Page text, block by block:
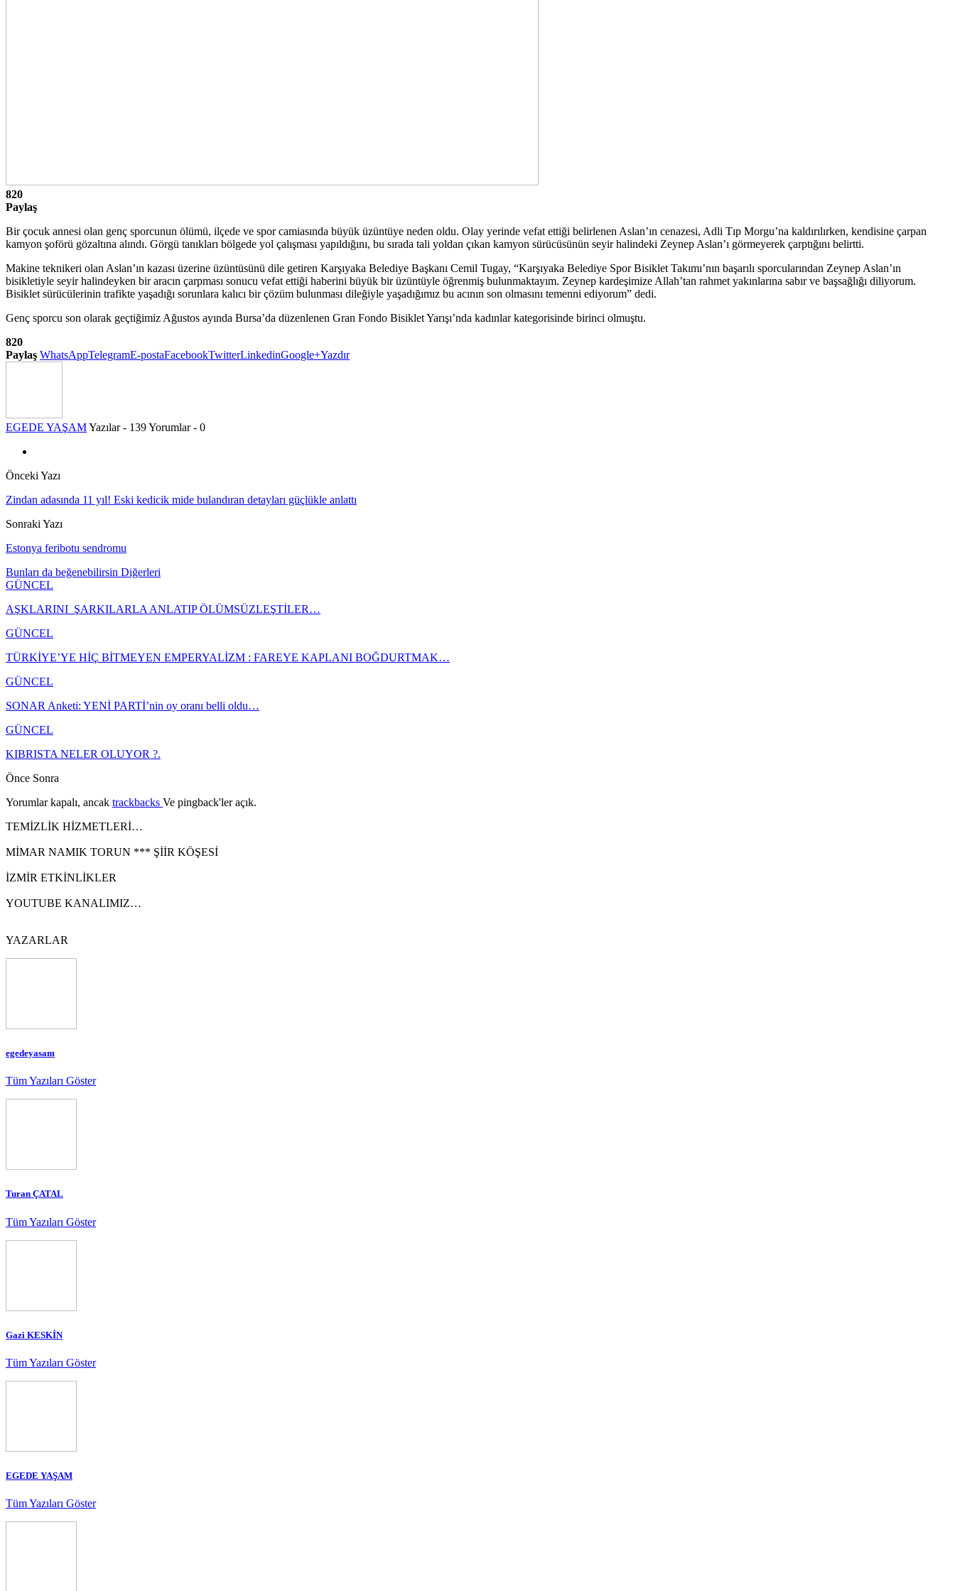
820
Paylaş
Bir çocuk annesi olan genç sporcunun ölümü, ilçede ve spor camiasında büyük üzüntüye neden oldu. Olay yerinde vefat ettiği belirlenen Aslan’ın cenazesi, Adli Tıp Morgu’na kaldırılırken, kendisine çarpan
kamyon şoförü gözaltına alındı. Görgü tanıkları bölgede yol çalışması yapıldığını, bu sırada tali yoldan çıkan kamyon sürücüsünün seyir halindeki Zeynep Aslan’ı görmeyerek çarptığını belirtti.
Makine teknikeri olan Aslan’ın kazası üzerine üzüntüsünü dile getiren Karşıyaka Belediye Başkanı Cemil Tugay, “Karşıyaka Belediye Spor Bisiklet Takımı’nın başarılı sporcularından Zeynep Aslan’ın
bisikletiyle seyir halindeyken bir aracın çarpması sonucu vefat ettiği haberini büyük bir üzüntüyle öğrenmiş bulunmaktayım. Zeynep kardeşimize Allah’tan rahmet yakınlarına sabır ve başsağlığı diliyorum.
Bisiklet sürücülerinin trafikte yaşadığı sorunlara kalıcı bir çözüm bulunması dileğiyle yaşadığımız bu acının son olmasını temenni ediyorum” dedi.
Genç sporcu son olarak geçtiğimiz Ağustos ayında Bursa’da düzenlenen Gran Fondo Bisiklet Yarışı’nda kadınlar kategorisinde birinci olmuştu.
820
Paylaş WhatsAppTelegramE-postaFacebookTwitterLinkedinGoogle+Yazdır
EGEDE YAŞAMYazılar - 139Yorumlar - 0
Önceki Yazı
Zindan adasında 11 yıl! Eski kedicik mide bulandıran detayları güçlükle anlattı
Sonraki Yazı
Estonya feribotu sendromu
Bunları da beğenebilirsin Diğerleri
GÜNCEL
AŞKLARINI ŞARKILARLA ANLATIP ÖLÜMSÜZLEŞTİLER…
GÜNCEL
TÜRKİYE’YE HİÇ BİTMEYEN EMPERYALİZM : FAREYE KAPLANI BOĞDURTMAK…
GÜNCEL
SONAR Anketi: YENİ PARTİ’nin oy oranı belli oldu…
GÜNCEL
KIBRISTA NELER OLUYOR ?.
Önce Sonra
Yorumlar kapalı, ancak trackbacks Ve pingback'ler açık.
TEMİZLİK HİZMETLERİ…
MİMAR NAMIK TORUN *** ŞİİR KÖŞESİ
İZMİR ETKİNLİKLER
YOUTUBE KANALIMIZ…
YAZARLAR
egedeyasam
Tüm Yazıları Göster
Turan ÇATAL
Tüm Yazıları Göster
Gazi KESKİN
Tüm Yazıları Göster
EGEDE YAŞAM
Tüm Yazıları Göster